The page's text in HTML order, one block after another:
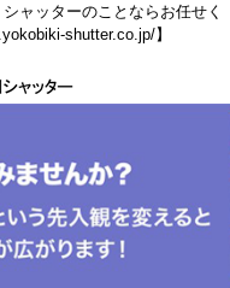
ャッターのことならお任せく
shutter.co.jp/】